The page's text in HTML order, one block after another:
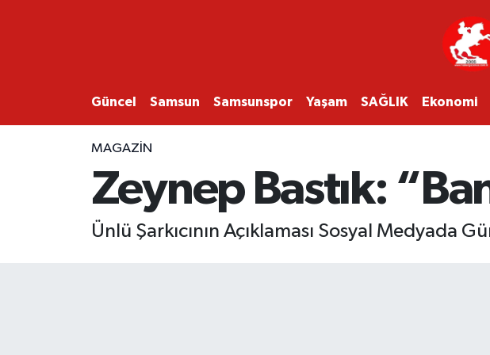
Güncel Samsun Samsunspor Yaşam SAĞLIK Ekonomi
MAGAZİN
Zeynep Bastık:
Ünlü Şarkıcının Açıklaması Sosyal Medyada
SAMSUN
SAMSUNSPOR
EKONOMİ